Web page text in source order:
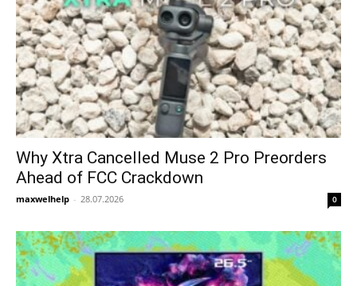
Why Xtra Cancelled Muse 2 Pro Preorders
Ahead of FCC Crackdown
maxwelhelp - 28.07.2026 0